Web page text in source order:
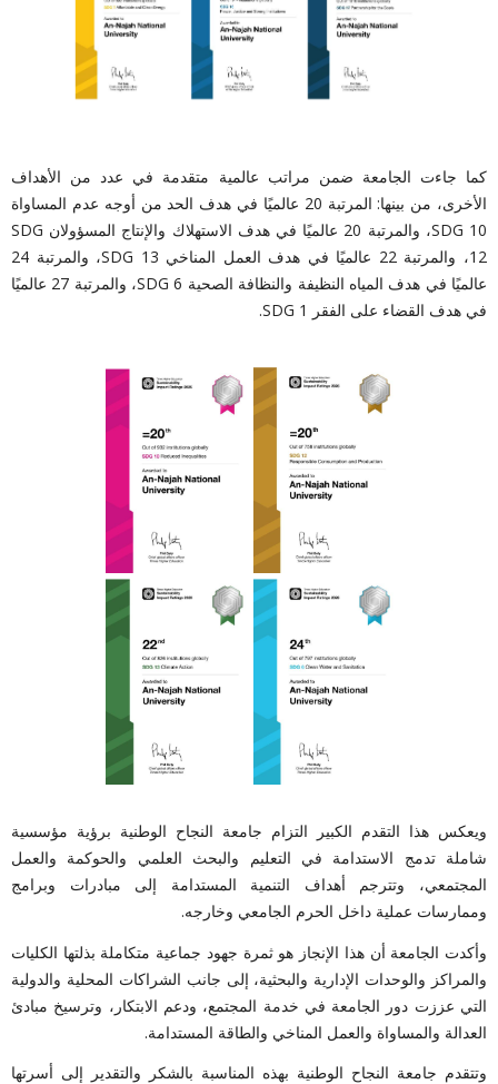
كما جاءت الجامعة ضمن مراتب عالمية متقدمة في عدد من الأهداف
الأخرى، من بينها: المرتبة 20 عالميًا في هدف الحد من أوجه عدم المساواة
SDG 10، والمرتبة 20 عالميًا في هدف الاستهلاك والإنتاج المسؤولان SDG
12، والمرتبة 22 عالميًا في هدف العمل المناخي SDG 13، والمرتبة 24
عالميًا في هدف المياه النظيفة والنظافة الصحية SDG 6، والمرتبة 27 عالميًا
في هدف القضاء على الفقر SDG 1.
ويعكس هذا التقدم الكبير التزام جامعة النجاح الوطنية برؤية مؤسسية
شاملة تدمج الاستدامة في التعليم والبحث العلمي والحوكمة والعمل
المجتمعي، وتترجم أهداف التنمية المستدامة إلى مبادرات وبرامج
وممارسات عملية داخل الحرم الجامعي وخارجه.
وأكدت الجامعة أن هذا الإنجاز هو ثمرة جهود جماعية متكاملة بذلتها الكليات
والمراكز والوحدات الإدارية والبحثية، إلى جانب الشراكات المحلية والدولية
التي عززت دور الجامعة في خدمة المجتمع، ودعم الابتكار، وترسيخ مبادئ
العدالة والمساواة والعمل المناخي والطاقة المستدامة.
وتتقدم جامعة النجاح الوطنية بهذه المناسبة بالشكر والتقدير إلى أسرتها